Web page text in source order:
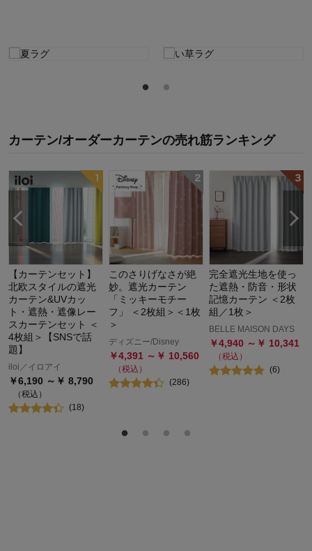
カーテン/オーダーカーテンの売れ筋ランキング
【カーテンセット】
北欧スタイルの遮光
カーテン&UVカッ
ト・遮熱・遮像レー
スカーテンセット ＜
4枚組＞【SNSで話
題】
iloi／イロアイ
￥6,190 ～￥ 8,790
（税込）
(18)
このさりげなさが絶
妙。遮光カーテン
「ミッキーモチー
フ」 ＜2枚組＞＜1枚
＞
ディズニー/Disney
￥4,391 ～￥ 10,560
（税込）
(286)
完全遮光生地を使っ
た遮熱・防音・形状
記憶カーテン ＜2枚
組／1枚＞
BELLE MAISON DAYS
￥4,940 ～￥ 10,341
（税込）
(6)